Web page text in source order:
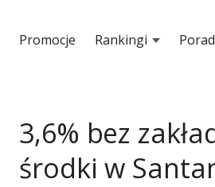
Promocje Rankingi
3,6% bez
środki w